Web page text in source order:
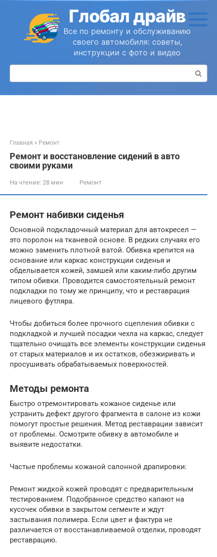
контенту
Глобал драйв
Все по ремонту и обслуживанию
своего автомобиля: советы,
инструкции с фото и видео
Поиск:
Главная » Ремонт
Ремонт и восстановление сидений в авто
своими руками
На чтение: 28 мин Ремонт
Ремонт набивки сиденья
Основной подкладочный материал для автокресел —
это поролон на тканевой основе. В редких случаях его
можно заменить плотной ватой. Обивка крепится на
основание или каркас конструкции сиденья и
обделывается кожей, замшей или каким-либо другим
типом обивки. Проводится самостоятельный ремонт
подкладки по тому же принципу, что и реставрация
лицевого футляра.
Чтобы добиться более прочного сцепления обивки с
подкладкой и лучшей посадки чехла на каркас, следует
тщательно очищать все элементы конструкции сиденья
от старых материалов и их остатков, обезжиривать и
просушивать обрабатываемых поверхностей.
Методы ремонта
Быстро отремонтировать кожаное сиденье или
устранить дефект другого фрагмента в салоне из кожи
помогут простые решения. Метод реставрации зависит
от проблемы. Осмотрите обивку в автомобиле и
выявите недостатки.
Частые проблемы кожаной салонной драпировки:
Ремонт жидкой кожей проводят с предварительным
тестированием. Подобранное средство капают на
кусочек обивки в закрытом сегменте и ждут
застывания полимера. Если цвет и фактура не
различается от восстанавливаемой отделки, проводят
реставрацию.